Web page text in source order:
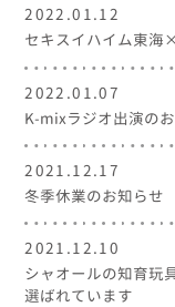
2022.01.12
セキスイハイム東海
2022.01.07
K-mixラジオ出演の
2021.12.17
冬季休業のお知らせ
2021.12.10
シャオールの知育玩
選ばれています